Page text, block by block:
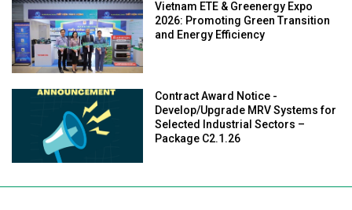
Vietnam ETE & Greenergy Expo
2026: Promoting Green Transition
and Energy Efficiency
Contract Award Notice -
Develop/Upgrade MRV Systems for
Selected Industrial Sectors –
Package C2.1.26